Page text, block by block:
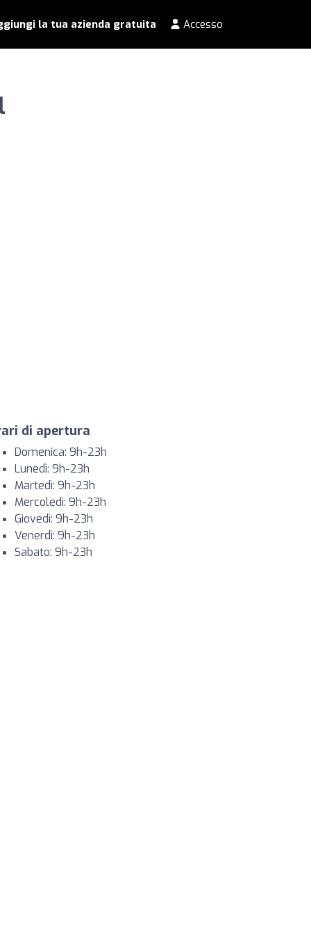
la tua azienda gratuita Accesso
di apertura
Domenica: 9h-23h
Lunedì: 9h-23h
Martedì: 9h-23h
Mercoledì: 9h-23h
Giovedì: 9h-23h
Venerdì: 9h-23h
Sabato: 9h-23h